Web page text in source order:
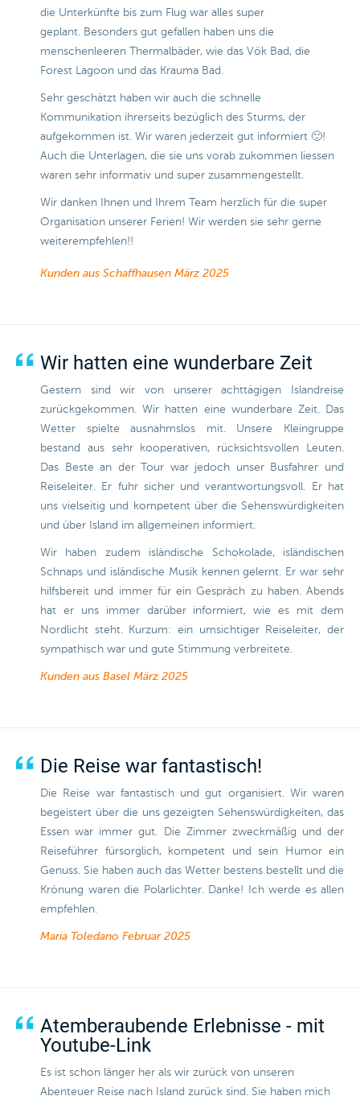
die Unterkünfte bis zum Flug war alles super
geplant. Besonders gut gefallen haben uns die
menschenleeren Thermalbäder, wie das Vök Bad, die
Forest Lagoon und das Krauma Bad.
Sehr geschätzt haben wir auch die schnelle
Kommunikation ihrerseits bezüglich des Sturms, der
aufgekommen ist. Wir waren jederzeit gut informiert 🙂!
Auch die Unterlagen, die sie uns vorab zukommen liessen
waren sehr informativ und super zusammengestellt.
Wir danken Ihnen und Ihrem Team herzlich für die super
Organisation unserer Ferien! Wir werden sie sehr gerne
weiterempfehlen!!
Kunden aus Schaffhausen März 2025
Wir hatten eine wunderbare Zeit
Gestern sind wir von unserer achttägigen Islandreise
zurückgekommen. Wir hatten eine wunderbare Zeit. Das
Wetter spielte ausnahmslos mit. Unsere Kleingruppe
bestand aus sehr kooperativen, rücksichtsvollen Leuten.
Das Beste an der Tour war jedoch unser Busfahrer und
Reiseleiter. Er fuhr sicher und verantwortungsvoll. Er hat
uns vielseitig und kompetent über die Sehenswürdigkeiten
und über Island im allgemeinen informiert.
Wir haben zudem isländische Schokolade, isländischen
Schnaps und isländische Musik kennen gelernt. Er war sehr
hilfsbereit und immer für ein Gespräch zu haben. Abends
hat er uns immer darüber informiert, wie es mit dem
Nordlicht steht. Kurzum: ein umsichtiger Reiseleiter, der
sympathisch war und gute Stimmung verbreitete.
Kunden aus Basel März 2025
Die Reise war fantastisch!
Die Reise war fantastisch und gut organisiert. Wir waren
begeistert über die uns gezeigten Sehenswürdigkeiten, das
Essen war immer gut. Die Zimmer zweckmäßig und der
Reiseführer fürsorglich, kompetent und sein Humor ein
Genuss. Sie haben auch das Wetter bestens bestellt und die
Krönung waren die Polarlichter. Danke! Ich werde es allen
empfehlen.
Maria Toledano Februar 2025
Atemberaubende Erlebnisse - mit
Youtube-Link
Es ist schon länger her als wir zurück von unseren
Abenteuer Reise nach Island zurück sind. Sie haben mich